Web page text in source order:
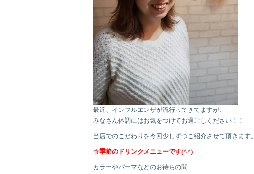
最近、インフルエンザが流行ってきてますが、
みなさん体調にはお気をつけてお過ごしください！！
当店でのこだわりを今回少しずつご紹介させて頂きます。
☆季節のドリンクメニューです(^^)
カラーやパーマなどのお待ちの間